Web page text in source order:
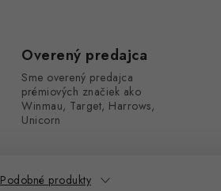
Overený predajca
Sme overený predajca
prémiových značiek ako
Winmau, Target, Harrows,
Unicorn
Podobné produkty